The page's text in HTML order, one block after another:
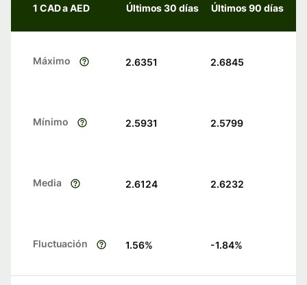
1 CAD a AED Últimos 30 días Últimos 90 días
Máximo 2.6351 2.6845
Mínimo 2.5931 2.5799
Media 2.6124 2.6232
Fluctuación 1.56% -1.84%